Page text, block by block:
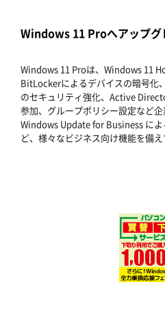
Windows 11 Proへアップグ
Windows 11 Proは、Windows 11
BitLockerによるデバイスの暗号化
のセキュリティ強化、Active
参加、グループポリシー設定など企
Windows Update for Business に
ど、様々なビジネス向け機能を備え